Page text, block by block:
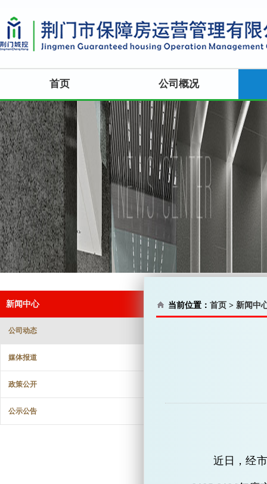
首页 公司概况
新闻中心
公司动态
媒体报道
政策公开
公示公告
当前位置： 首页 > 新闻中
近日，经